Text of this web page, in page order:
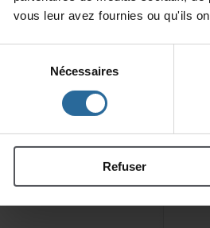
consentement
Nécessaires
Refuser